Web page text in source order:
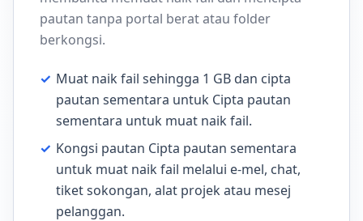
pautan tanpa portal berat atau folder
berkongsi.
✓ Muat naik fail sehingga 1 GB dan cipta
pautan sementara untuk Cipta pautan
sementara untuk muat naik fail.
✓ Kongsi pautan Cipta pautan sementara
untuk muat naik fail melalui e-mel, chat,
tiket sokongan, alat projek atau mesej
pelanggan.